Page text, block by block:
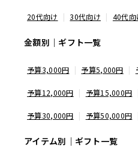
20代向け 30代向け 40代向
金額別｜ギフト一覧
予算3,000円 予算5,000円
予算12,000円 予算15,000円
予算30,000円 予算50,000円
アイテム別｜ギフト一覧